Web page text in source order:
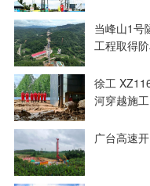
当峰山1号
工程取得
徐工
河穿越施工
广台高速